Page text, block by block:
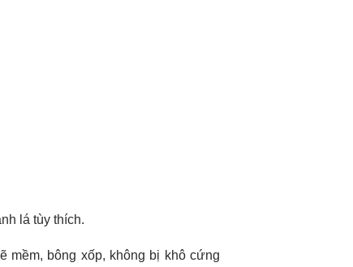
lá tùy thích.
mềm, bông xốp, không bị khô cứng